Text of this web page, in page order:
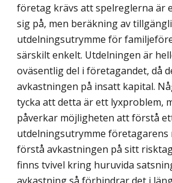
företag krävs att spelreglerna är
sig på, men beräkning av
utdelningsutrymme för
särskilt enkelt. Utdelningen är
oväsentlig del i företagandet, då
avkastningen på insatt kapital.
tycka att detta är ett lyxproblem,
påverkar möjligheten att förstå
utdelningsutrymme
förstå avkastningen på sitt
finns tvivel kring huruvida